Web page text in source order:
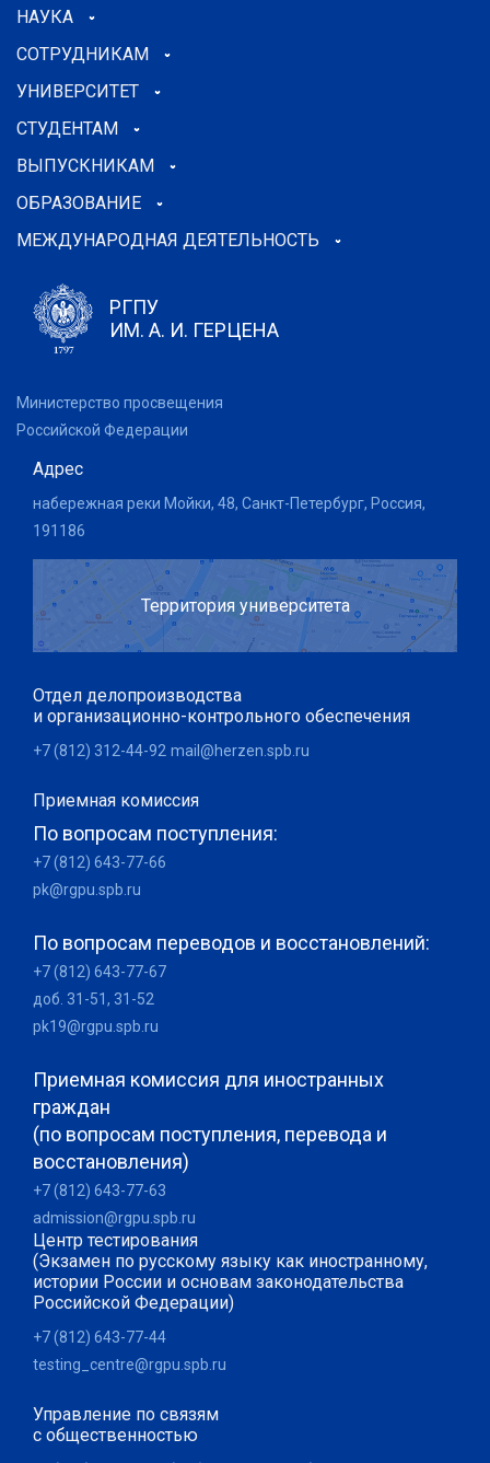
НАУКА
СОТРУДНИКАМ
УНИВЕРСИТЕТ
СТУДЕНТАМ
ВЫПУСКНИКАМ
ОБРАЗОВАНИЕ
МЕЖДУНАРОДНАЯ ДЕЯТЕЛЬНОСТЬ
РГПУ
ИМ. А. И. ГЕРЦЕНА
Министерство просвещения
Российской Федерации
Адрес
набережная реки Мойки, 48, Санкт-Петербург, Россия,
191186
Территория университета
Отдел делопроизводства
и организационно-контрольного обеспечения
+7 (812) 312-44-92 mail@herzen.spb.ru
Приемная комиссия
По вопросам поступления:
+7 (812) 643-77-66
pk@rgpu.spb.ru
По вопросам переводов и восстановлений:
+7 (812) 643-77-67
доб. 31-51, 31-52
pk19@rgpu.spb.ru
Приемная комиссия для иностранных
граждан
(по вопросам поступления, перевода и
восстановления)
+7 (812) 643-77-63
admission@rgpu.spb.ru
Центр тестирования
(Экзамен по русскому языку как иностранному,
истории России и основам законодательства
Российской Федерации)
+7 (812) 643-77-44
testing_centre@rgpu.spb.ru
Управление по связям
с общественностью